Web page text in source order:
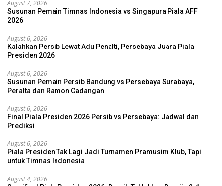
August 7, 2026
Susunan Pemain Timnas Indonesia vs Singapura Piala AFF
2026
August 6, 2026
Kalahkan Persib Lewat Adu Penalti, Persebaya Juara Piala
Presiden 2026
August 6, 2026
Susunan Pemain Persib Bandung vs Persebaya Surabaya,
Peralta dan Ramon Cadangan
August 6, 2026
Final Piala Presiden 2026 Persib vs Persebaya: Jadwal dan
Prediksi
August 6, 2026
Piala Presiden Tak Lagi Jadi Turnamen Pramusim Klub, Tapi
untuk Timnas Indonesia
August 4, 2026